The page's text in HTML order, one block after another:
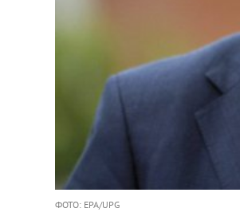
ФОТО: EPA/UPG